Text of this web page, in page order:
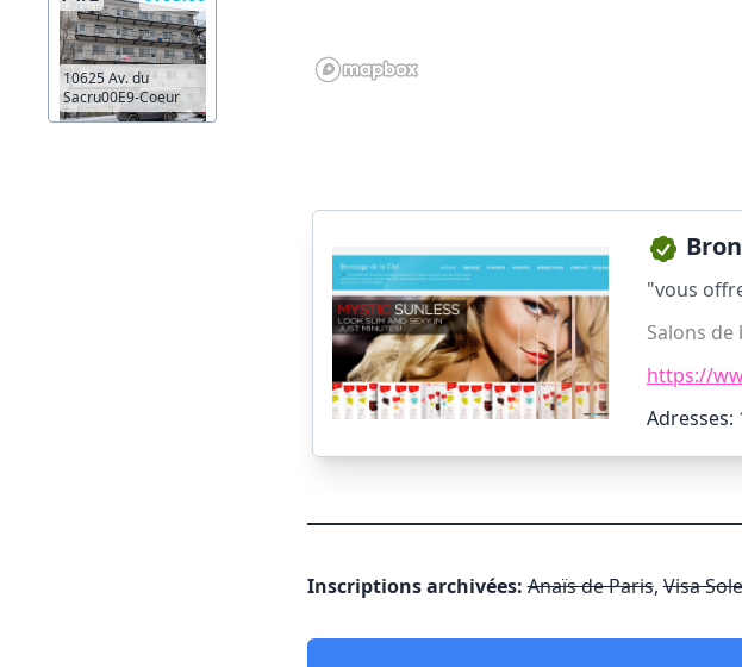
10625 Av. du
Sacru00E9-Coeur
"vous
Salons
https://
Adresses:
Inscriptions archivées: Anaïs de Paris,Visa